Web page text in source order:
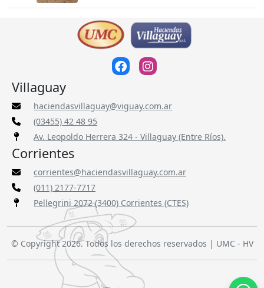
Villaguay
haciendasvillaguay@viguay.com.ar
(03455) 42 48 95
Av. Leopoldo Herrera 324 - Villaguay (Entre Ríos).
Corrientes
corrientes@haciendasvillaguay.com.ar
(011) 2177-7717
Pellegrini 2072 (3400) Corrientes (CTES)
© Copyright 2026. Todos los derechos reservados | UMC - HV